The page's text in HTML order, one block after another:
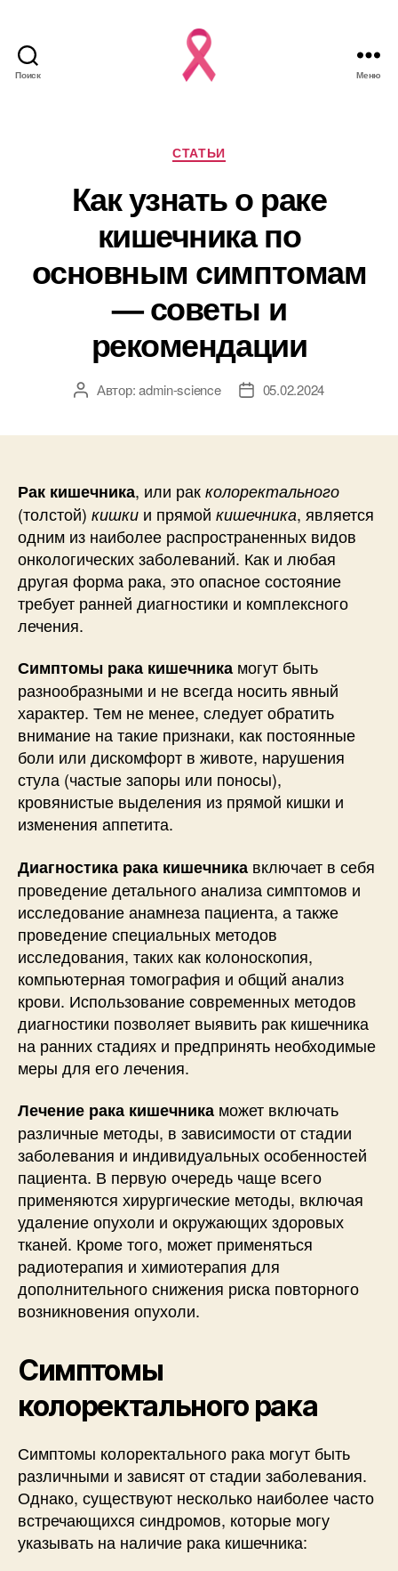
Поиск Меню
Рубрики
СТАТЬИ
Как узнать о раке
кишечника по
основным симптомам
— советы и
рекомендации
АвторАвтор:admin-science
Дата05.02.2024
Рак кишечника, или рак колоректального
(толстой) кишки и прямой кишечника, является
одним из наиболее распространенных видов
онкологических заболеваний. Как и любая
другая форма рака, это опасное состояние
требует ранней диагностики и комплексного
лечения.
Симптомы рака кишечника могут быть
разнообразными и не всегда носить явный
характер. Тем не менее, следует обратить
внимание на такие признаки, как постоянные
боли или дискомфорт в животе, нарушения
стула (частые запоры или поносы),
кровянистые выделения из прямой кишки и
изменения аппетита.
Диагностика рака кишечника включает в себя
проведение детального анализа симптомов и
исследование анамнеза пациента, а также
проведение специальных методов
исследования, таких как колоноскопия,
компьютерная томография и общий анализ
крови. Использование современных методов
диагностики позволяет выявить рак кишечника
на ранних стадиях и предпринять необходимые
меры для его лечения.
Лечение рака кишечника может включать
различные методы, в зависимости от стадии
заболевания и индивидуальных особенностей
пациента. В первую очередь чаще всего
применяются хирургические методы, включая
удаление опухоли и окружающих здоровых
тканей. Кроме того, может применяться
радиотерапия и химиотерапия для
дополнительного снижения риска повторного
возникновения опухоли.
Симптомы
колоректального рака
Симптомы колоректального рака могут быть
различными и зависят от стадии заболевания.
Однако, существуют несколько наиболее часто
встречающихся синдромов, которые могу
указывать на наличие рака кишечника: